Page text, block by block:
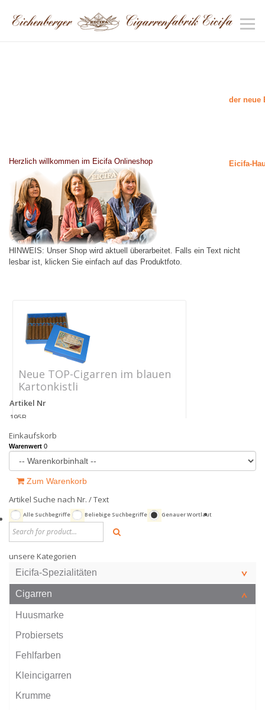
Herzlich willkommen im Eicifa Onlineshop
der neue
Eicifa-
HINWEIS: Unser Shop wird aktuell überarbeitet. Falls ein Text nicht
lesbar ist, klicken Sie einfach auf das Produktfoto.
Neue TOP-Cigarren im blauen
Kartonkistli
Artikel Nr
195B
Anzahl: 22
Grösse: L 13 cm Ø 1,7cm
Deckblatt: hell (Sumatra)
Schnitt: angeschnitten
Verpackung: Cellophan
Preis
CHF 61.20
Einkaufskorb
Warenwert 0
Zum Warenkorb
Artikel Suche nach Nr. / Text
Alle Suchbegriffe Beliebige Suchbegriffe Genauer Wortlaut
unsere Kategorien
Eicifa-Spezialitäten
Cigarren
Huusmarke
Probiersets
Fehlfarben
Kleincigarren
Krumme